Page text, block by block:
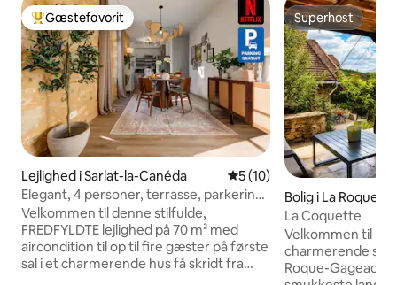
Bedste gæstefavorit
Gæstefavorit
Lejlighed i Sarlat-la-Canéda 5 ud af 5 i gennemsnitlig
5 (10)
Elegant, 4 personer, terrasse, parkering,
hjertet af Sarlat
Velkommen til denne stilfulde,
FREDFYLDTE lejlighed på 70 m² med
aircondition til op til fire gæster på første
sal i et charmerende hus få skridt fra
Superhost
Superhost
Bolig i La Roque-
La Coquette
Velkommen til La
charmerende
Roque-Gageac,